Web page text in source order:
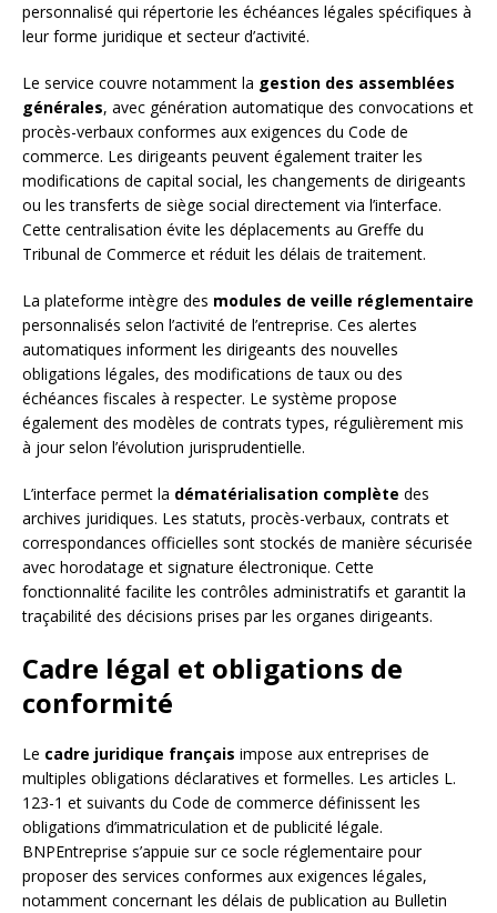
personnalisé qui répertorie les échéances légales spécifiques à
leur forme juridique et secteur d’activité.
Le service couvre notamment la gestion des assemblées
générales, avec génération automatique des convocations et
procès-verbaux conformes aux exigences du Code de
commerce. Les dirigeants peuvent également traiter les
modifications de capital social, les changements de dirigeants
ou les transferts de siège social directement via l’interface.
Cette centralisation évite les déplacements au Greffe du
Tribunal de Commerce et réduit les délais de traitement.
La plateforme intègre des modules de veille réglementaire
personnalisés selon l’activité de l’entreprise. Ces alertes
automatiques informent les dirigeants des nouvelles
obligations légales, des modifications de taux ou des
échéances fiscales à respecter. Le système propose
également des modèles de contrats types, régulièrement mis
à jour selon l’évolution jurisprudentielle.
L’interface permet la dématérialisation complète des
archives juridiques. Les statuts, procès-verbaux, contrats et
correspondances officielles sont stockés de manière sécurisée
avec horodatage et signature électronique. Cette
fonctionnalité facilite les contrôles administratifs et garantit la
traçabilité des décisions prises par les organes dirigeants.
Cadre légal et obligations de
conformité
Le cadre juridique français impose aux entreprises de
multiples obligations déclaratives et formelles. Les articles L.
123-1 et suivants du Code de commerce définissent les
obligations d’immatriculation et de publicité légale.
BNPEntreprise s’appuie sur ce socle réglementaire pour
proposer des services conformes aux exigences légales,
notamment concernant les délais de publication au Bulletin